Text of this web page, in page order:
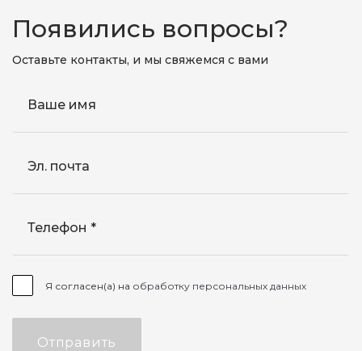
Появились вопросы?
Оставьте контакты, и мы свяжемся с вами
Ваше имя
Эл. почта
Телефон
Я согласен(а) на обработку персональных данных
Отправить